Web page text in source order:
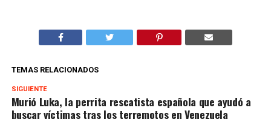
TEMAS RELACIONADOS
SIGUIENTE
Murió Luka, la perrita rescatista española que ayudó a
buscar víctimas tras los terremotos en Venezuela